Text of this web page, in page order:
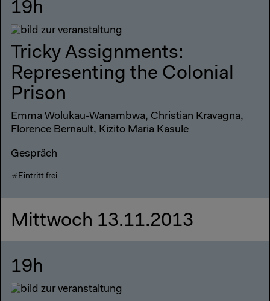
19h
Tricky Assignments:
Representing the Colonial
Prison
Emma Wolukau-Wanambwa, Christian Kravagna,
Florence Bernault, Kizito Maria Kasule
Gespräch
Eintritt frei
Mittwoch 13.11.2013
19h